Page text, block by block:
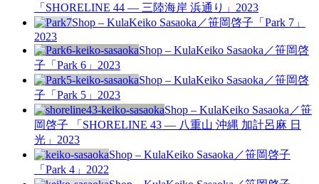
「SHORELINE 44 — 三陸海岸 浜通り」 2023
Shop – KulaKeiko Sasaoka／笹岡啓子「Park 7」
2023
Shop – KulaKeiko Sasaoka／笹岡啓
子「Park 6」 2023
Shop – KulaKeiko Sasaoka／笹岡啓
子「Park 5」 2023
Shop – KulaKeiko Sasaoka／笹
岡啓子 「SHORELINE 43 — 八重山 沖縄 加計呂麻 日
光」 2023
Shop – KulaKeiko Sasaoka／笹岡啓子
「Park 4」 2022